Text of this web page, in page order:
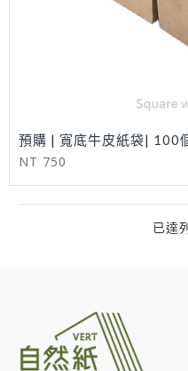
預購 | 寬底牛皮紙袋| 100
NT 750
已達